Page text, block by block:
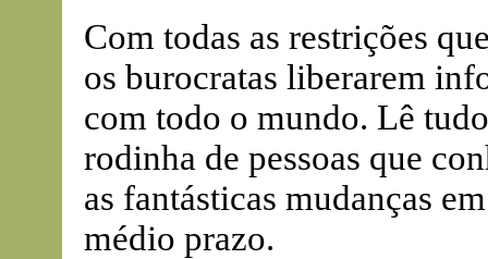
Com todas as restrições
os burocratas liberarem
com todo o mundo. Lê
rodinha de pessoas que
as fantásticas mudanças
médio prazo.